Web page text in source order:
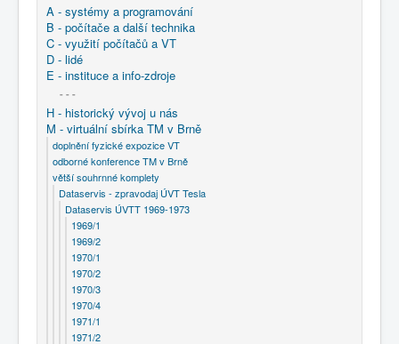
A - systémy a programování
B - počítače a další technika
C - využití počítačů a VT
D - lidé
E - instituce a info-zdroje
- - -
H - historický vývoj u nás
M - virtuální sbírka TM v Brně
doplnění fyzické expozice VT
odborné konference TM v Brně
větší souhrnné komplety
Dataservis - zpravodaj ÚVT Tesla
Dataservis ÚVTT 1969-1973
1969/1
1969/2
1970/1
1970/2
1970/3
1970/4
1971/1
1971/2